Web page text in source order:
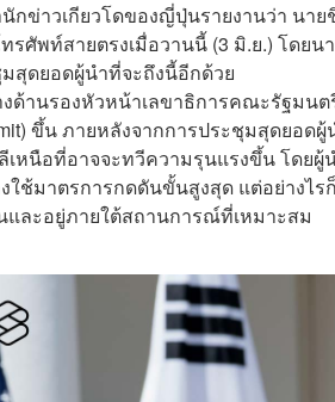
ข่าวเกียวโดของญี่ปุ่นรายงานว่า นา
รศัพท์สายตรงเมื่อวานนี้ (3 มิ.ย.) โดย
สุดยอดผู้นำที่จะถึงนี้อีกด้วย
านรองหัวหน้าเลขาธิการคณะรัฐมนต
ขึ้น ภายหลังจากการประชุมสุดยอด
เหนือที่อาจจะทวีความรุนแรงขึ้น โดย
ใช้มาตรการกดดันขั้นสูงสุด แต่อย่างไ
และอยู่ภายใต้สถานการณ์ที่เหมาะสม